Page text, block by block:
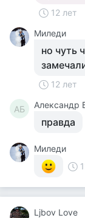
12 лет
Миледи
но чуть
12 лет
АБ Александр
правда
Миледи
Ljbov Love